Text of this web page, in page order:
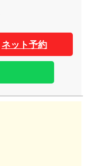
ネット予約